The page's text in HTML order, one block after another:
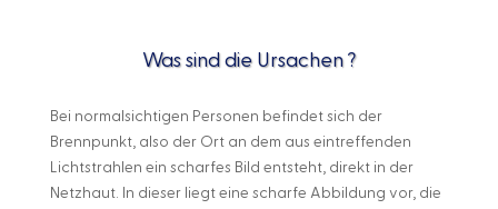
Was sind die Ursachen ?
Bei normalsichtigen Personen befindet sich der
Brennpunkt, also der Ort an dem aus eintreffenden
Lichtstrahlen ein scharfes Bild entsteht, direkt in der
Netzhaut. In dieser liegt eine scharfe Abbildung vor, die